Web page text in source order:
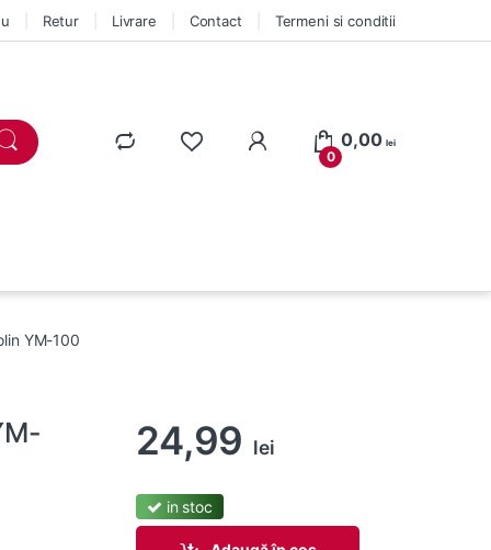
Retur Livrare Contact Termeni si conditii
0
0,00lei
YM-100
24,99 lei
in stoc